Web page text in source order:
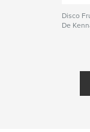
Disco
De